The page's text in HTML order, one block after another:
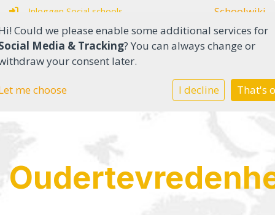
Inloggen Social schools Schoolwiki
Home
Onderwijs in het VSO
Onze school
Could we please enable some additional services for
Media & Tracking? You can always change or
your consent later.
me choose I decline That's